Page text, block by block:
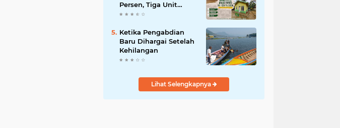
Persen, Tiga Unit
Rumah Bantuan Mulai
Ketika Pengabdian
Baru Dihargai Setelah
Kehilangan
Lihat Selengkapnya